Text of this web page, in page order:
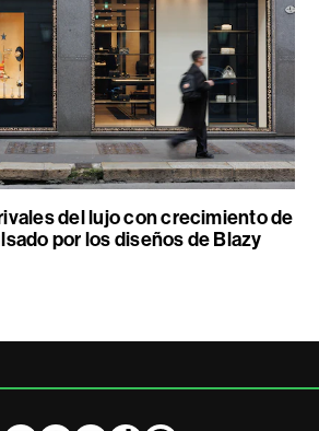
del lujo con crecimiento de
por los diseños de Blazy